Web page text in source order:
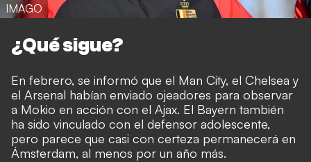
IMAGO
¿Qué sigue?
En febrero, se informó que el Man City, el Chelsea y
el Arsenal habían enviado ojeadores para observar
a Mokio en acción con el Ajax. El Bayern también
ha sido vinculado con el defensor adolescente,
pero parece que casi con certeza permanecerá en
Ámsterdam, al menos por un año más.